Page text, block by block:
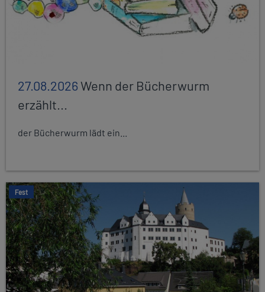
27.08.2026Wenn der Bücherwurm
erzählt...
der Bücherwurm lädt ein...
Fest